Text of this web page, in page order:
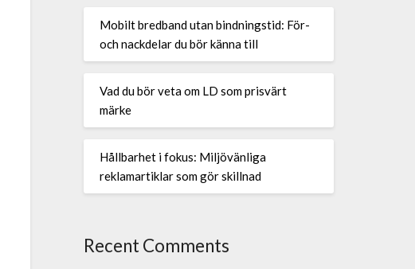
Mobilt bredband utan bindningstid: För-
och nackdelar du bör känna till
Vad du bör veta om LD som prisvärt
märke
Hållbarhet i fokus: Miljövänliga
reklamartiklar som gör skillnad
Recent Comments